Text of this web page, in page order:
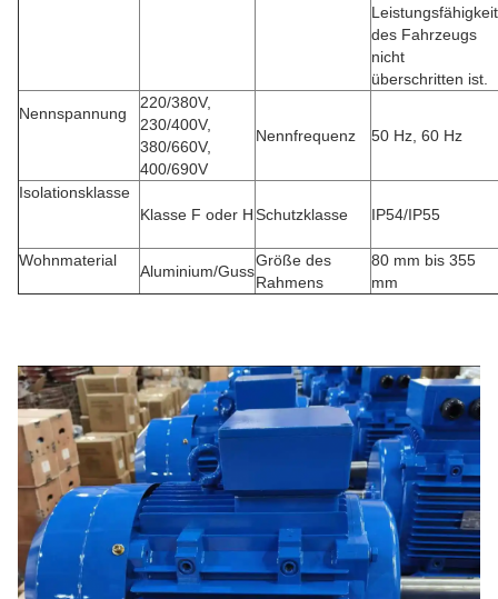
Leistungsfähigkeit
des Fahrzeugs
nicht
überschritten ist.
Nennspannung
220/380V,
230/400V,
380/660V,
400/690V
Nennfrequenz 50 Hz, 60 Hz
Isolationsklasse
Klasse F oder HSchutzklasse IP54/IP55
Wohnmaterial
Aluminium/Guss
Größe des
Rahmens
80 mm bis 355
mm